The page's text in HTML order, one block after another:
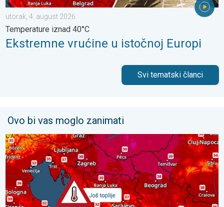
utorak, 4. august 2026.
Temperature iznad 40°C
Ekstremne vrućine u istočnoj Europi
Svi tematski članci
Ovo bi vas moglo zanimati
Još malo toplije, do kada?. Lokalno 40-ice. . . nedjelja, 2.